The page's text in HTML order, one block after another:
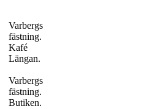
Varbergs
fästning.
Kafé
Längan.
Varbergs
fästning.
Butiken.